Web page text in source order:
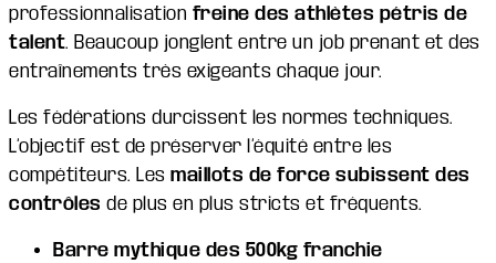
professionnalisation freine des athlètes pétris de
talent. Beaucoup jonglent entre un job prenant et des
entraînements très exigeants chaque jour.
Les fédérations durcissent les normes techniques.
L’objectif est de préserver l’équité entre les
compétiteurs. Les maillots de force subissent des
contrôles de plus en plus stricts et fréquents.
Barre mythique des 500kg franchie